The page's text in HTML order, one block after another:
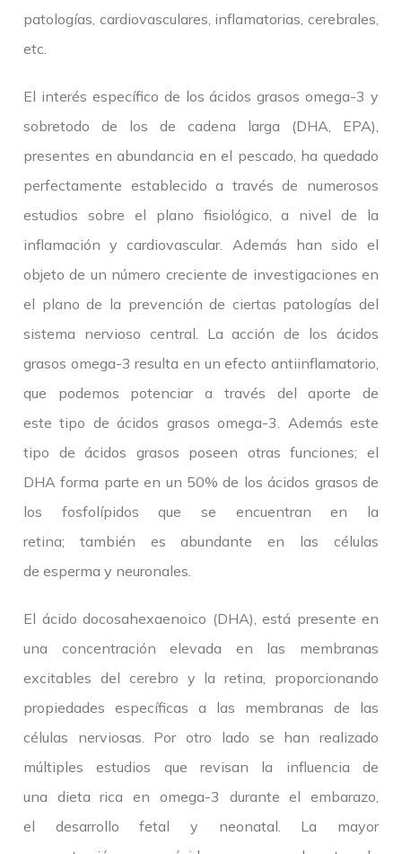
patologías, cardiovasculares, inflamatorias, cerebrales,
etc.
El interés específico de los ácidos grasos omega-3 y
sobretodo de los de cadena larga (DHA, EPA),
presentes en abundancia en el pescado, ha quedado
perfectamente establecido a través de numerosos
estudios sobre el plano fisiológico, a nivel de la
inflamación y cardiovascular. Además han sido el
objeto de un número creciente de investigaciones en
el plano de la prevención de ciertas patologías del
sistema nervioso central. La acción de los ácidos
grasos omega-3 resulta en un efecto antiinflamatorio,
que podemos potenciar a través del aporte de
este tipo de ácidos grasos omega-3. Además este
tipo de ácidos grasos poseen otras funciones; el
DHA forma parte en un 50% de los ácidos grasos de
los fosfolípidos que se encuentran en la
retina; también es abundante en las células
de esperma y neuronales.
El ácido docosahexaenoico (DHA), está presente en
una concentración elevada en las membranas
excitables del cerebro y la retina, proporcionando
propiedades específicas a las membranas de las
células nerviosas. Por otro lado se han realizado
múltiples estudios que revisan la influencia de
una dieta rica en omega-3 durante el embarazo,
el desarrollo fetal y neonatal. La mayor